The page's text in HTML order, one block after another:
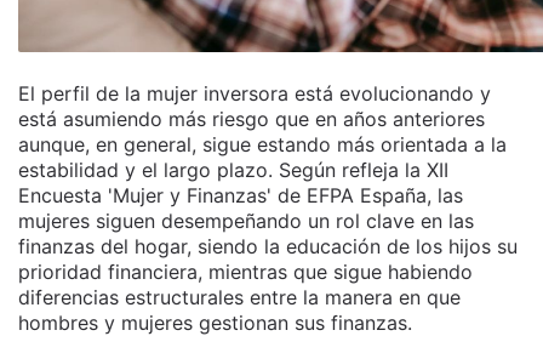
El perfil de la mujer inversora está evolucionando y
está asumiendo más riesgo que en años anteriores
aunque, en general, sigue estando más orientada a la
estabilidad y el largo plazo. Según refleja la XII
Encuesta 'Mujer y Finanzas' de EFPA España, las
mujeres siguen desempeñando un rol clave en las
finanzas del hogar, siendo la educación de los hijos su
prioridad financiera, mientras que sigue habiendo
diferencias estructurales entre la manera en que
hombres y mujeres gestionan sus finanzas.